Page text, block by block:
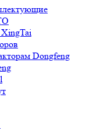
XingTai
Dongfeng